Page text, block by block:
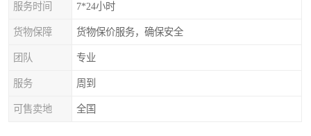
服务时间 7*24小时
货物保障 货物保价服务，确保安全
团队 专业
服务 周到
可售卖地 全国